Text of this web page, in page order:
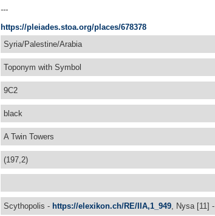
---
https://pleiades.stoa.org/places/678378
Syria/Palestine/Arabia
Toponym with Symbol
9C2
black
A Twin Towers
(197,2)
Scythopolis - https://elexikon.ch/RE/IIA,1_949, Nysa [11] -